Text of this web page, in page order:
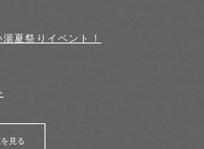
夏祭りイベント！
見る